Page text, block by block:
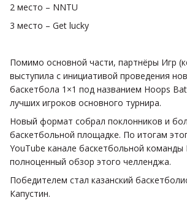
2 место – NNTU
3 место – Get lucky
Помимо основной части, партнёры Игр
выступила с инициативой проведения
баскетбола 1×1 под названием Hoops
лучших игроков основного турнира.
Новый формат собрал поклонников и
баскетбольной площадке. По итогам
YouTube канале баскетбольной команды
полноценный обзор этого челленджа.
Победителем стал казанский
Капустин.